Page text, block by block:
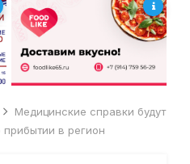
Медицинские справки будут
прибытии в регион